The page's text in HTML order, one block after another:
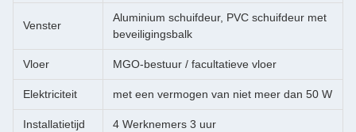
Venster
Aluminium schuifdeur, PVC schuifdeur met
beveiligingsbalk
Vloer MGO-bestuur / facultatieve vloer
Elektriciteit met een vermogen van niet meer dan 50 W
Installatietijd 4 Werknemers 3 uur